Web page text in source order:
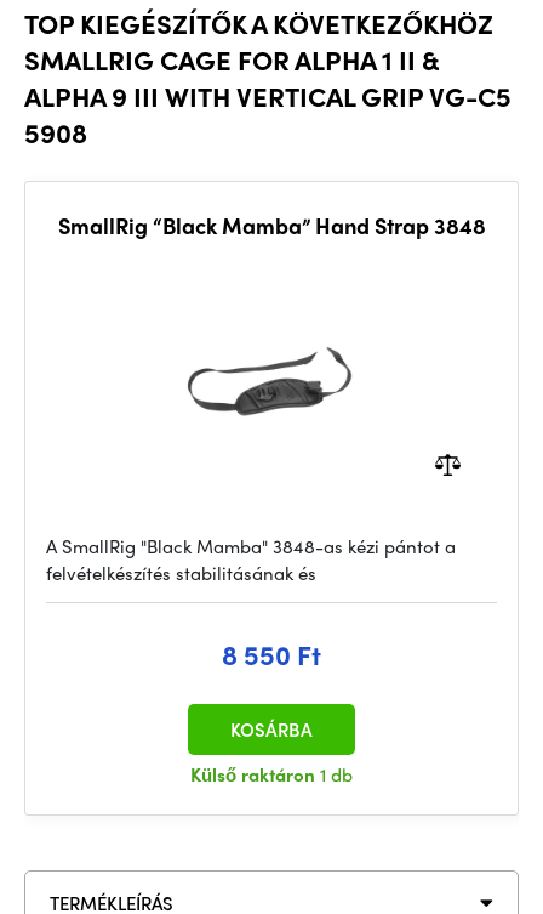
TOP KIEGÉSZÍTŐK A KÖVETKEZŐKHÖZ
SMALLRIG CAGE FOR ALPHA 1 II &
ALPHA 9 III WITH VERTICAL GRIP VG-C5
5908
SmallRig “Black Mamba” Hand Strap 3848
A SmallRig "Black Mamba" 3848-as kézi pántot a
felvételkészítés stabilitásának és
8 550 Ft
Külső raktáron 1 db
KOSÁRBA
TERMÉKLEÍRÁS